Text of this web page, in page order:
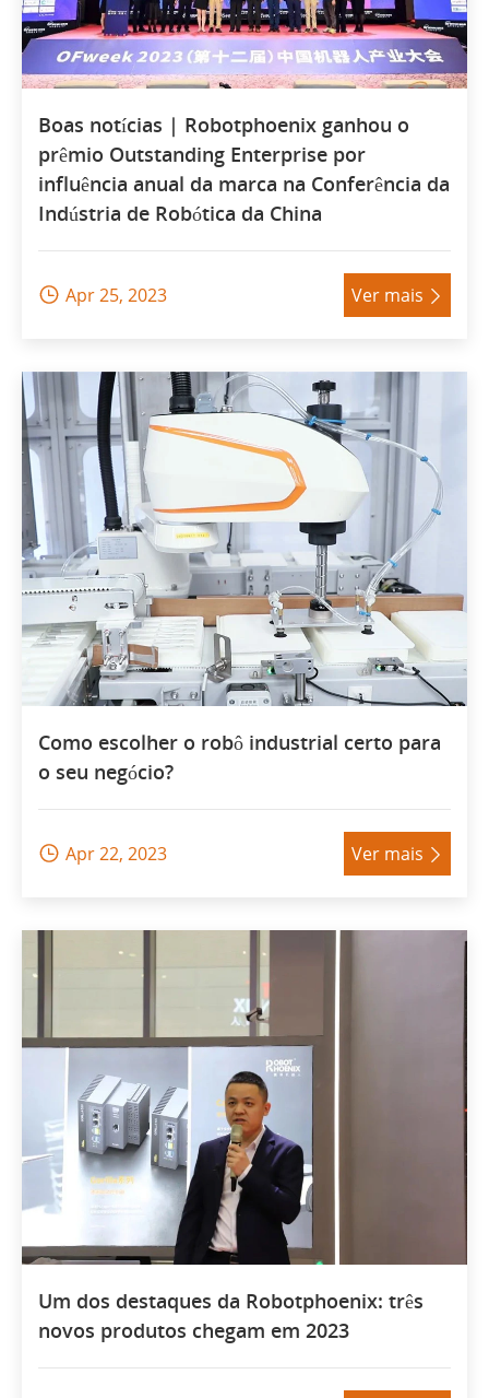
Boas notícias | Robotphoenix ganhou o
prêmio Outstanding Enterprise por
influência anual da marca na Conferência da
Indústria de Robótica da China
 Apr 25, 2023 Ver mais 
Como escolher o robô industrial certo para
o seu negócio?
 Apr 22, 2023 Ver mais 
Um dos destaques da Robotphoenix: três
novos produtos chegam em 2023